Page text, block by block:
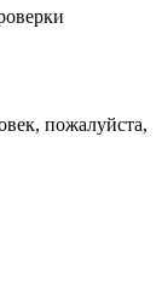
пожалуйста,